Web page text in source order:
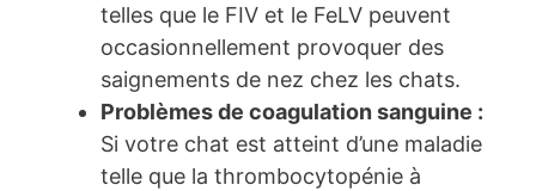
telles que le FIV et le FeLV peuvent
occasionnellement provoquer des
saignements de nez chez les chats.
Problèmes de coagulation sanguine :
Si votre chat est atteint d’une maladie
telle que la thrombocytopénie à